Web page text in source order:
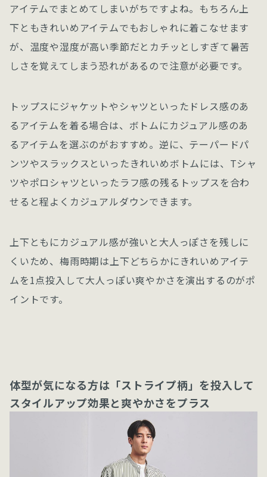
アイテムでまとめてしまいがちですよね。もちろん上
下ともきれいめアイテムでもおしゃれに着こなせます
が、温度や湿度が高い季節だとカチッとしすぎて暑苦
しさを覚えてしまう恐れがあるので注意が必要です。
トップスにジャケットやシャツといったドレス感のあ
るアイテムを着る場合は、ボトムにカジュアル感のあ
るアイテムを選ぶのがおすすめ。逆に、テーパードパ
ンツやスラックスといったきれいめボトムには、Tシャ
ツやポロシャツといったラフ感の残るトップスを合わ
せると程よくカジュアルダウンできます。
上下ともにカジュアル感が強いと大人っぽさを残しに
くいため、梅雨時期は上下どちらかにきれいめアイテ
ムを1点投入して大人っぽい爽やかさを演出するのがポ
イントです。
体型が気になる方は「ストライプ柄」を投入して
スタイルアップ効果と爽やかさをプラス